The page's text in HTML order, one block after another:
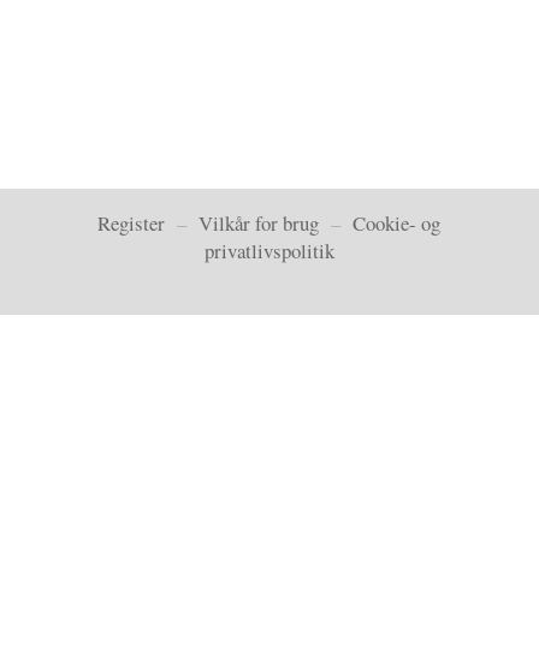
Register –Vilkår for brug –Cookie- og
privatlivspolitik